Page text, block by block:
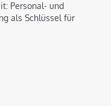
Personal- und
als Schlüssel für